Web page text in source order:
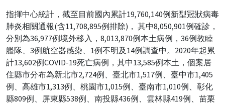
指揮中心統計，截至目前國內累計19,760,140例新型冠狀病毒
肺炎相關通報(含11,708,895例排除)， 其中8,050,901例確診，
分別為36,977例境外移入，8,013,870例本土病例，36例敦睦
艦隊、3例航空器感染、1例不明及14例調查中。2020年起累
計13,602例COVID-19死亡病例，其中13,585例本土，個案居
住縣市分布為新北市2,724例、臺北市1,517例、臺中市1,405
例、高雄市1,313例、桃園市1,015例、臺南市1,010例、彰化
縣809例、屏東縣538例、南投縣436例、雲林縣419例、苗栗